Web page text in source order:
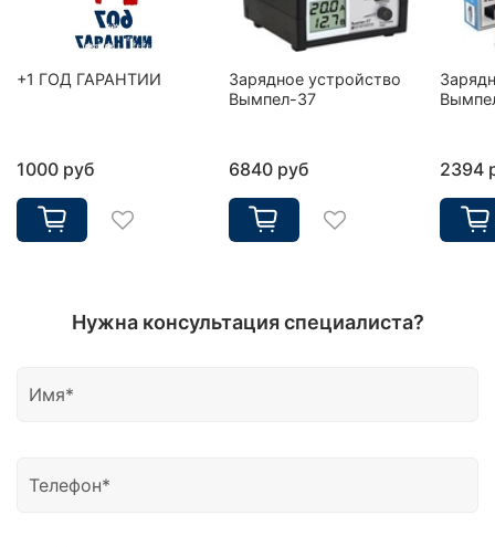
+1 ГОД ГАРАНТИИ
1000 руб
Зарядное устройство
Вымпел-37
6840 руб 2394
Нужна консультация специалиста?